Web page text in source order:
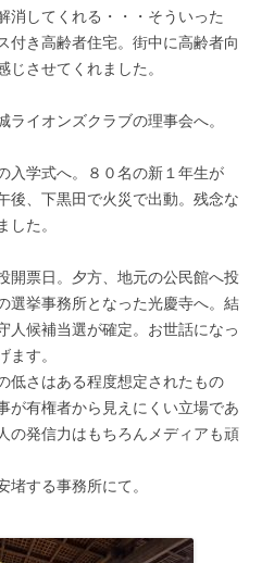
消してくれる・・・そういった
付き高齢者住宅。街中に高齢者向
じさせてくれました。
イオンズクラブの理事会へ。
学式へ。８０名の新１年生が
後、下黒田で火災で出動。残念な
した。
票日。夕方、地元の公民館へ投
選挙事務所となった光慶寺へ。結
人候補当選が確定。お世話になっ
ます。
低さはある程度想定されたもの
が有権者から見えにくい立場であ
の発信力はもちろんメディアも頑
する事務所にて。